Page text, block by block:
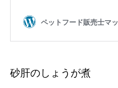
砂肝のしょうが煮